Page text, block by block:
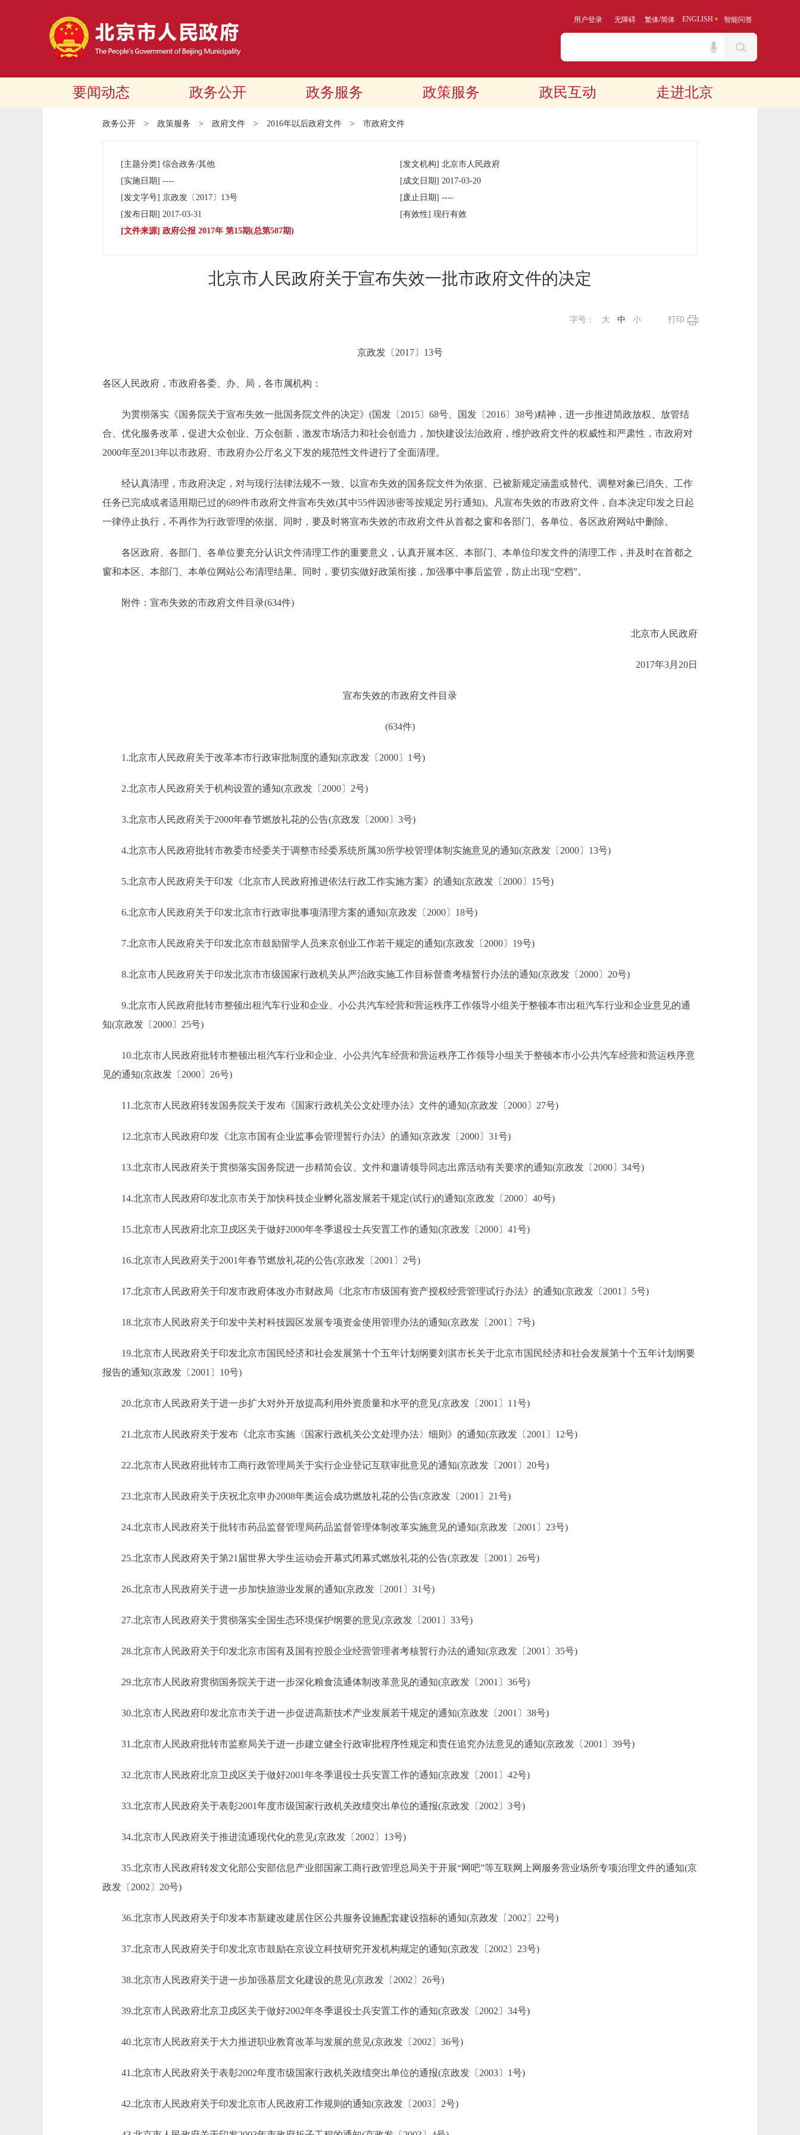
用户登录 无障碍 繁体/简体 ENGLISH 智能问答
要闻动态 政务公开 政务服务 政策服务 政民互动 走进北京
政务公开 > 政策服务 > 政府文件 > 2016年以后政府文件 > 市政府文件
[主题分类] 综合政务/其他 [发文机构] 北京市人民政府
[实施日期] ---- [成文日期] 2017-03-20
[发文字号] 京政发 〔2017〕 13号 [废止日期] ----
[发布日期] 2017-03-31 [有效性] 现行有效
[文件来源] 政府公报 2017年 第15期(总第507期)
北京市人民政府关于宣布失效一批市政府文件的决定
打印
字号： 大 中 小
京政发〔2017〕13号
各区人民政府，市政府各委、办、局，各市属机构：
为贯彻落实《国务院关于宣布失效一批国务院文件的决定》(国发〔2015〕68号、国发〔2016〕38号)精神，进一步推进简政放权、放管结
合、优化服务改革，促进大众创业、万众创新，激发市场活力和社会创造力，加快建设法治政府，维护政府文件的权威性和严肃性，市政府对
2000年至2013年以市政府、市政府办公厅名义下发的规范性文件进行了全面清理。
经认真清理，市政府决定，对与现行法律法规不一致、以宣布失效的国务院文件为依据、已被新规定涵盖或替代、调整对象已消失、工作
任务已完成或者适用期已过的689件市政府文件宣布失效(其中55件因涉密等按规定另行通知)。凡宣布失效的市政府文件，自本决定印发之日起
一律停止执行，不再作为行政管理的依据。同时，要及时将宣布失效的市政府文件从首都之窗和各部门、各单位、各区政府网站中删除。
各区政府、各部门、各单位要充分认识文件清理工作的重要意义，认真开展本区、本部门、本单位印发文件的清理工作，并及时在首都之
窗和本区、本部门、本单位网站公布清理结果。同时，要切实做好政策衔接，加强事中事后监管，防止出现“空档”。
附件：宣布失效的市政府文件目录(634件)
北京市人民政府
2017年3月20日
宣布失效的市政府文件目录
(634件)
1.北京市人民政府关于改革本市行政审批制度的通知(京政发〔2000〕1号)
2.北京市人民政府关于机构设置的通知(京政发〔2000〕2号)
3.北京市人民政府关于2000年春节燃放礼花的公告(京政发〔2000〕3号)
4.北京市人民政府批转市教委市经委关于调整市经委系统所属30所学校管理体制实施意见的通知(京政发〔2000〕13号)
5.北京市人民政府关于印发《北京市人民政府推进依法行政工作实施方案》的通知(京政发〔2000〕15号)
6.北京市人民政府关于印发北京市行政审批事项清理方案的通知(京政发〔2000〕18号)
7.北京市人民政府关于印发北京市鼓励留学人员来京创业工作若干规定的通知(京政发〔2000〕19号)
8.北京市人民政府关于印发北京市市级国家行政机关从严治政实施工作目标督查考核暂行办法的通知(京政发〔2000〕20号)
9.北京市人民政府批转市整顿出租汽车行业和企业、小公共汽车经营和营运秩序工作领导小组关于整顿本市出租汽车行业和企业意见的通
知(京政发〔2000〕25号)
10.北京市人民政府批转市整顿出租汽车行业和企业、小公共汽车经营和营运秩序工作领导小组关于整顿本市小公共汽车经营和营运秩序意
见的通知(京政发〔2000〕26号)
11.北京市人民政府转发国务院关于发布《国家行政机关公文处理办法》文件的通知(京政发〔2000〕27号)
12.北京市人民政府印发《北京市国有企业监事会管理暂行办法》的通知(京政发〔2000〕31号)
13.北京市人民政府关于贯彻落实国务院进一步精简会议、文件和邀请领导同志出席活动有关要求的通知(京政发〔2000〕34号)
14.北京市人民政府印发北京市关于加快科技企业孵化器发展若干规定(试行)的通知(京政发〔2000〕40号)
15.北京市人民政府北京卫戍区关于做好2000年冬季退役士兵安置工作的通知(京政发〔2000〕41号)
16.北京市人民政府关于2001年春节燃放礼花的公告(京政发〔2001〕2号)
17.北京市人民政府关于印发市政府体改办市财政局《北京市市级国有资产授权经营管理试行办法》的通知(京政发〔2001〕5号)
18.北京市人民政府关于印发中关村科技园区发展专项资金使用管理办法的通知(京政发〔2001〕7号)
19.北京市人民政府关于印发北京市国民经济和社会发展第十个五年计划纲要刘淇市长关于北京市国民经济和社会发展第十个五年计划纲要
报告的通知(京政发〔2001〕10号)
20.北京市人民政府关于进一步扩大对外开放提高利用外资质量和水平的意见(京政发〔2001〕11号)
21.北京市人民政府关于发布《北京市实施〈国家行政机关公文处理办法〉细则》的通知(京政发〔2001〕12号)
22.北京市人民政府批转市工商行政管理局关于实行企业登记互联审批意见的通知(京政发〔2001〕20号)
23.北京市人民政府关于庆祝北京申办2008年奥运会成功燃放礼花的公告(京政发〔2001〕21号)
24.北京市人民政府关于批转市药品监督管理局药品监督管理体制改革实施意见的通知(京政发〔2001〕23号)
25.北京市人民政府关于第21届世界大学生运动会开幕式闭幕式燃放礼花的公告(京政发〔2001〕26号)
26.北京市人民政府关于进一步加快旅游业发展的通知(京政发〔2001〕31号)
27.北京市人民政府关于贯彻落实全国生态环境保护纲要的意见(京政发〔2001〕33号)
28.北京市人民政府关于印发北京市国有及国有控股企业经营管理者考核暂行办法的通知(京政发〔2001〕35号)
29.北京市人民政府贯彻国务院关于进一步深化粮食流通体制改革意见的通知(京政发〔2001〕36号)
30.北京市人民政府印发北京市关于进一步促进高新技术产业发展若干规定的通知(京政发〔2001〕38号)
31.北京市人民政府批转市监察局关于进一步建立健全行政审批程序性规定和责任追究办法意见的通知(京政发〔2001〕39号)
32.北京市人民政府北京卫戍区关于做好2001年冬季退役士兵安置工作的通知(京政发〔2001〕42号)
33.北京市人民政府关于表彰2001年度市级国家行政机关政绩突出单位的通报(京政发〔2002〕3号)
34.北京市人民政府关于推进流通现代化的意见(京政发〔2002〕13号)
35.北京市人民政府转发文化部公安部信息产业部国家工商行政管理总局关于开展“网吧”等互联网上网服务营业场所专项治理文件的通知(京
政发〔2002〕20号)
36.北京市人民政府关于印发本市新建改建居住区公共服务设施配套建设指标的通知(京政发〔2002〕22号)
37.北京市人民政府关于印发北京市鼓励在京设立科技研究开发机构规定的通知(京政发〔2002〕23号)
38.北京市人民政府关于进一步加强基层文化建设的意见(京政发〔2002〕26号)
39.北京市人民政府北京卫戍区关于做好2002年冬季退役士兵安置工作的通知(京政发〔2002〕34号)
40.北京市人民政府关于大力推进职业教育改革与发展的意见(京政发〔2002〕36号)
41.北京市人民政府关于表彰2002年度市级国家行政机关政绩突出单位的通报(京政发〔2003〕1号)
42.北京市人民政府关于印发北京市人民政府工作规则的通知(京政发〔2003〕2号)